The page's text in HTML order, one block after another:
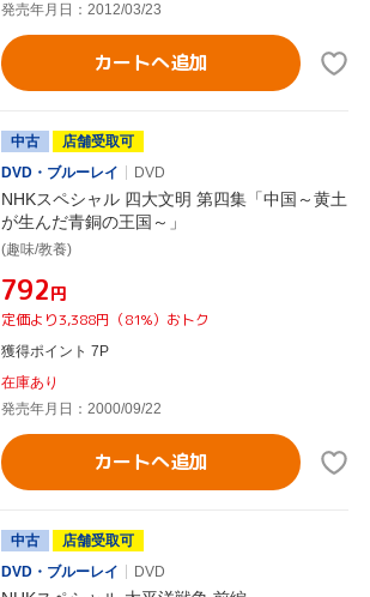
発売年月日：2012/03/23
カートへ追加
中古
店舗受取可
DVD・ブルーレイ
DVD
NHKスペシャル 四大文明 第四集「中国～黄土
が生んだ青銅の王国～」
(趣味/教養)
¥792円
定価より3,388円（81%）おトク
獲得ポイント 7P
在庫あり
発売年月日：2000/09/22
カートへ追加
中古
店舗受取可
DVD・ブルーレイ
DVD